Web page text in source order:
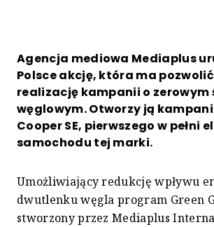
Agencja mediowa Mediaplus
Polsce akcję, która ma
realizację kampanii o zerowym
węglowym. Otworzy ją
Cooper SE, pierwszego w pełni
samochodu tej marki.
Umożliwiający redukcję wpływu
dwutlenku węgla program Green
stworzony przez Mediaplus